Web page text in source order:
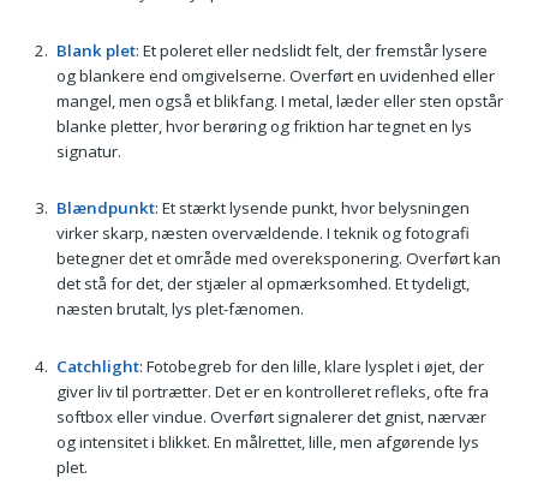
Blank plet: Et poleret eller nedslidt felt, der fremstår lysere
og blankere end omgivelserne. Overført en uvidenhed eller
mangel, men også et blikfang. I metal, læder eller sten opstår
blanke pletter, hvor berøring og friktion har tegnet en lys
signatur.
Blændpunkt: Et stærkt lysende punkt, hvor belysningen
virker skarp, næsten overvældende. I teknik og fotografi
betegner det et område med overeksponering. Overført kan
det stå for det, der stjæler al opmærksomhed. Et tydeligt,
næsten brutalt, lys plet-fænomen.
Catchlight: Fotobegreb for den lille, klare lysplet i øjet, der
giver liv til portrætter. Det er en kontrolleret refleks, ofte fra
softbox eller vindue. Overført signalerer det gnist, nærvær
og intensitet i blikket. En målrettet, lille, men afgørende lys
plet.